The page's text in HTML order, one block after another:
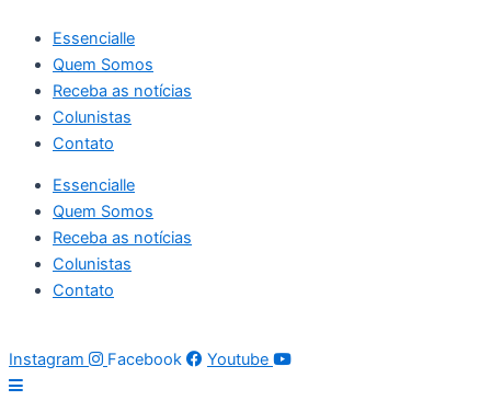
para
conteúdo
Essencialle
Quem Somos
Receba as notícias
Colunistas
Contato
Essencialle
Quem Somos
Receba as notícias
Colunistas
Contato
Instagram
Facebook Youtube